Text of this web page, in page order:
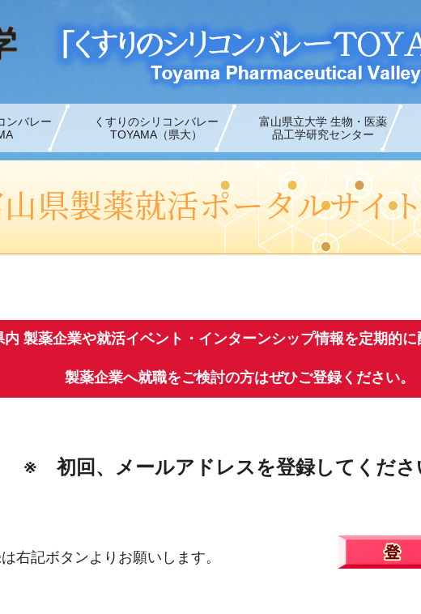
ンバレー
くすりのシリコンバレー
TOYAMA（県大）
富山県立大学 生物・医薬
品工学研究センター
県製薬就活ポータルサ
内 製薬企業や就活イベント・インターンシップ情報を定期的
製薬企業へ就職をご検討の方はぜひご登録ください。
※ 初回、メールアドレスを登録してくださ
は右記ボタンよりお願いします。